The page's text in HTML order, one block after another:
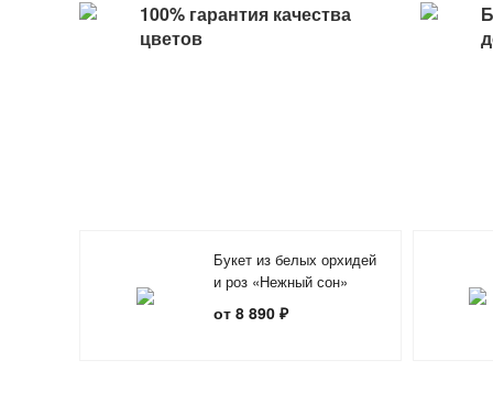
100% гарантия качества
цветов
Букет из белых орхидей
и роз «Нежный сон»
от 8 890 ₽